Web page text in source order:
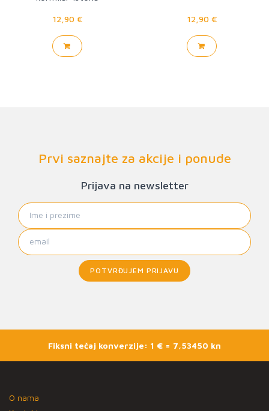
12,90 € 12,90 €
Prvi saznajte za akcije i ponude
Prijava na newsletter
POTVRĐUJEM PRIJAVU
Fiksni tečaj konverzije: 1 € = 7,53450 kn
O nama